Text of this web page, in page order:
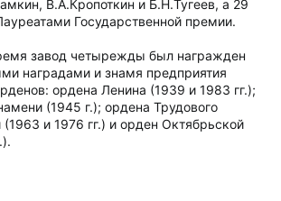
В.А.Кропоткин и Б.Н.Тугеев, а 29
Государственной премии.
завод четырежды был награжден
наградами и знамя предприятия
ордена Ленина (1939 и 1983 гг.);
(1945 г.); ордена Трудового
и 1976 гг.) и орден Октябрьской